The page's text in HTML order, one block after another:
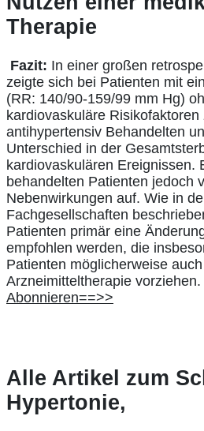
Therapie
Fazit: In einer großen
zeigte sich bei Patienten mit
(RR: 140/90-159/99 mm Hg)
kardiovaskuläre Risikofaktoren
antihypertensiv Behandelten
Unterschied in der
kardiovaskulären Ereignissen.
behandelten Patienten jedoch
Nebenwirkungen auf. Wie in
Fachgesellschaften
Patienten primär eine
empfohlen werden, die
Patienten möglicherweise
Arzneimitteltherapie vorziehen.
Abonnieren==>>
Alle Artikel zum
Hypertonie,